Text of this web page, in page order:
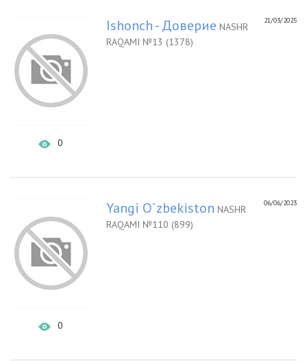
0
21/03/2025
Ishonch - Доверие NASHR
RAQAMI №13 (1378)
0
06/06/2023
Yangi O`zbekiston NASHR
RAQAMI №110 (899)